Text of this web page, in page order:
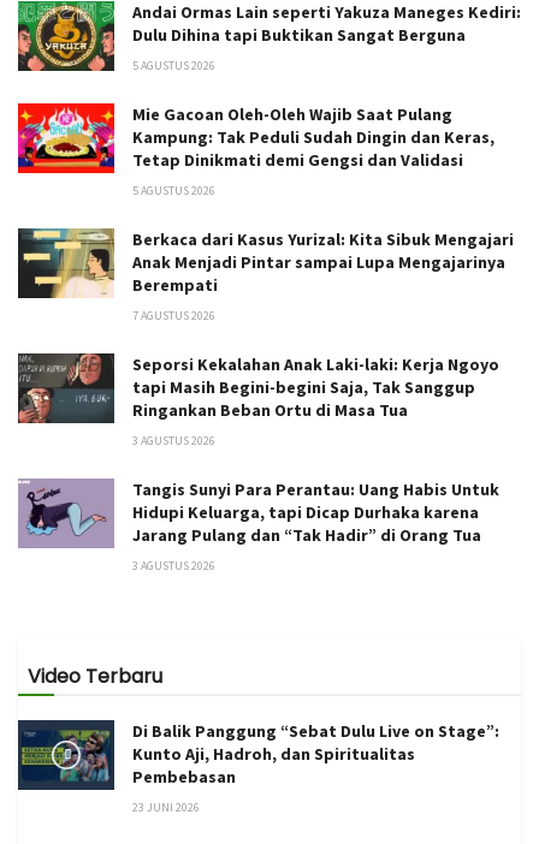
Andai Ormas Lain seperti Yakuza Maneges Kediri:
Dulu Dihina tapi Buktikan Sangat Berguna
5 AGUSTUS 2026
Mie Gacoan Oleh-Oleh Wajib Saat Pulang
Kampung: Tak Peduli Sudah Dingin dan Keras,
Tetap Dinikmati demi Gengsi dan Validasi
5 AGUSTUS 2026
Berkaca dari Kasus Yurizal: Kita Sibuk Mengajari
Anak Menjadi Pintar sampai Lupa Mengajarinya
Berempati
7 AGUSTUS 2026
Seporsi Kekalahan Anak Laki-laki: Kerja Ngoyo
tapi Masih Begini-begini Saja, Tak Sanggup
Ringankan Beban Ortu di Masa Tua
3 AGUSTUS 2026
Tangis Sunyi Para Perantau: Uang Habis Untuk
Hidupi Keluarga, tapi Dicap Durhaka karena
Jarang Pulang dan “Tak Hadir” di Orang Tua
3 AGUSTUS 2026
Video Terbaru
Di Balik Panggung “Sebat Dulu Live on Stage”:
Kunto Aji, Hadroh, dan Spiritualitas
Pembebasan
23 JUNI 2026